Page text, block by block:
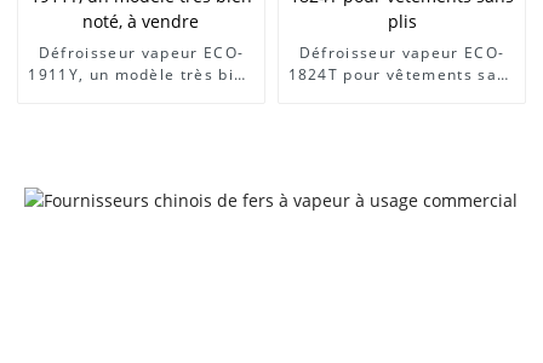
Défroisseur vapeur ECO-
1911Y, un modèle très bien
Défroisseur vapeur ECO-
1824T pour vêtements sans